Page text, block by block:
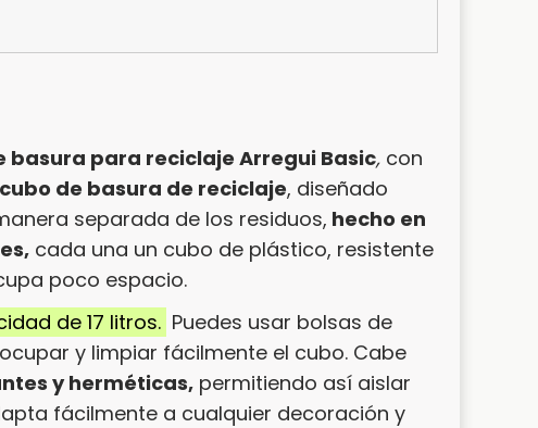
basura para reciclaje Arregui Basic, con
cubo de basura de reciclaje, diseñado
separada de los residuos, hecho en
cada una un cubo de plástico, resistente
poco espacio.
de 17 litros. Puedes usar bolsas de
y limpiar fácilmente el cubo. Cabe
y herméticas, permitiendo así aislar
fácilmente a cualquier decoración y